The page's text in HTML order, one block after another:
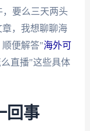
要么三天两头
，我想聊聊海
顺便解答"海外可
直播"这些具体
回事